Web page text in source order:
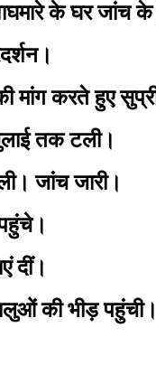
के घर जांच के
करते हुए सुप्रीम
तक टली।
जांच जारी।
दीं।
की भीड़ पहुंची।